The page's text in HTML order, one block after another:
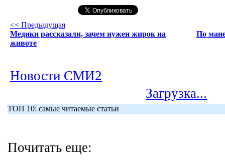
<< Предыдущая
Медики рассказали, зачем нужен жирок на
животе
По
Новости СМИ2
Загрузка...
ТОП 10: самые читаемые статьи
Почитать еще: